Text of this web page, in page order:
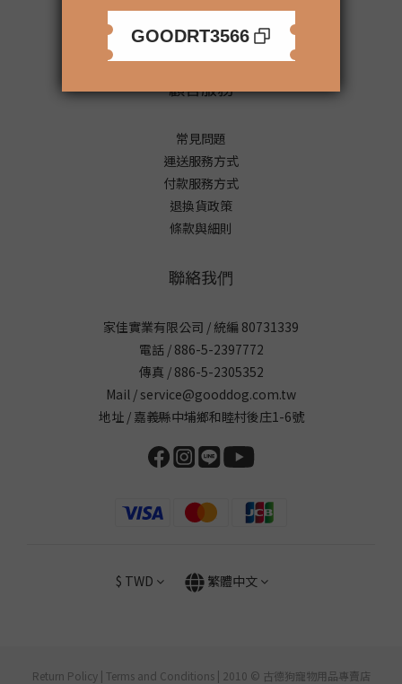
顧客服務
常見問題
運送服務方式
付款服務方式
退換貨政策
條款與細則
聯絡我們
家佳實業有限公司 / 統編 80731339
電話 / 886-5-2397772
傳真 / 886-5-2305352
Mail / service@gooddog.com.tw
地址 / 嘉義縣中埔鄉和睦村後庄1-6號
$ TWD 繁體中文
Return Policy | Terms and Conditions | 2010 © 古德狗寵物用品專賣店